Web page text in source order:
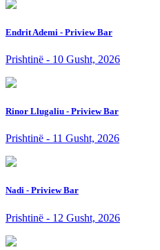
Endrit Ademi - Priview Bar
Prishtinë - 10 Gusht, 2026
Rinor Llugaliu - Priview Bar
Prishtinë - 11 Gusht, 2026
Nadi - Priview Bar
Prishtinë - 12 Gusht, 2026